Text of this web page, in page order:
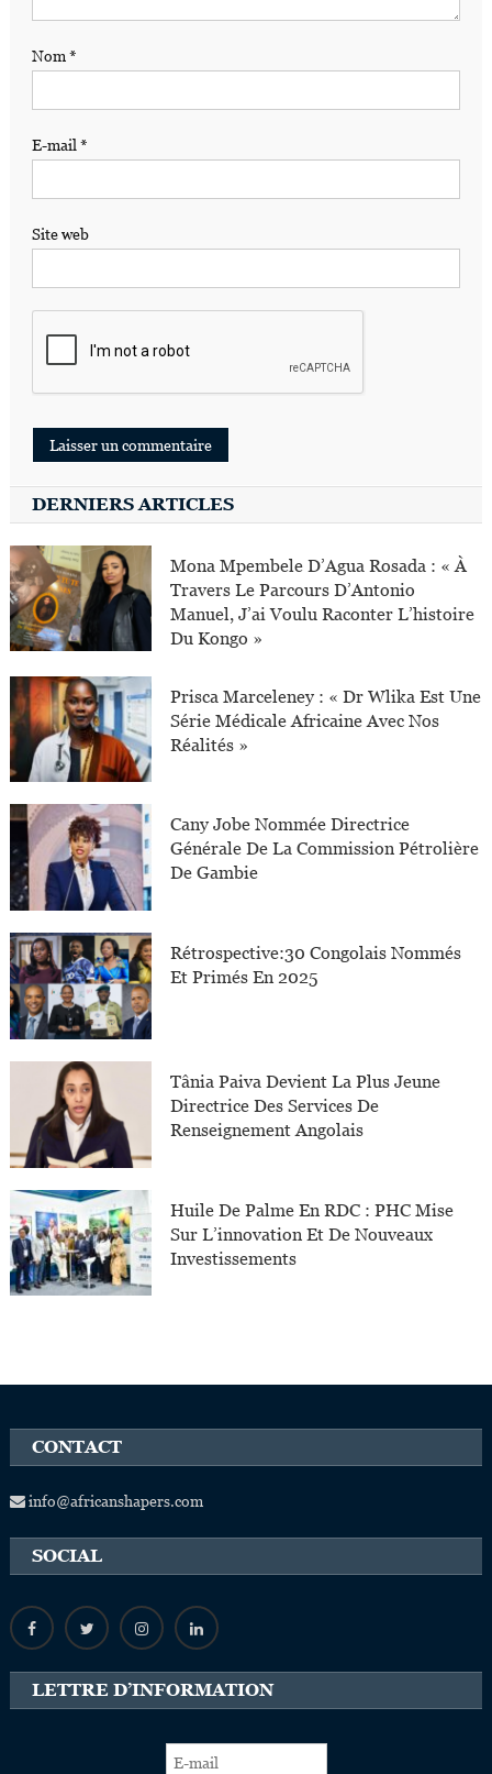
Nom*
E-mail *
Site web
DERNIERS ARTICLES
Mona Mpembele D’Agua Rosada : « À
Travers Le Parcours D’Antonio
Manuel, J’ai Voulu Raconter L’histoire
Du Kongo »
Prisca Marceleney : « Dr Wlika Est Une
Série Médicale Africaine Avec Nos
Réalités »
Cany Jobe Nommée Directrice
Générale De La Commission Pétrolière
De Gambie
Rétrospective:30 Congolais Nommés
Et Primés En 2025
Tânia Paiva Devient La Plus Jeune
Directrice Des Services De
Renseignement Angolais
Huile De Palme En RDC : PHC Mise
Sur L’innovation Et De Nouveaux
Investissements
CONTACT
info@africanshapers.com
SOCIAL
LETTRE D’INFORMATION